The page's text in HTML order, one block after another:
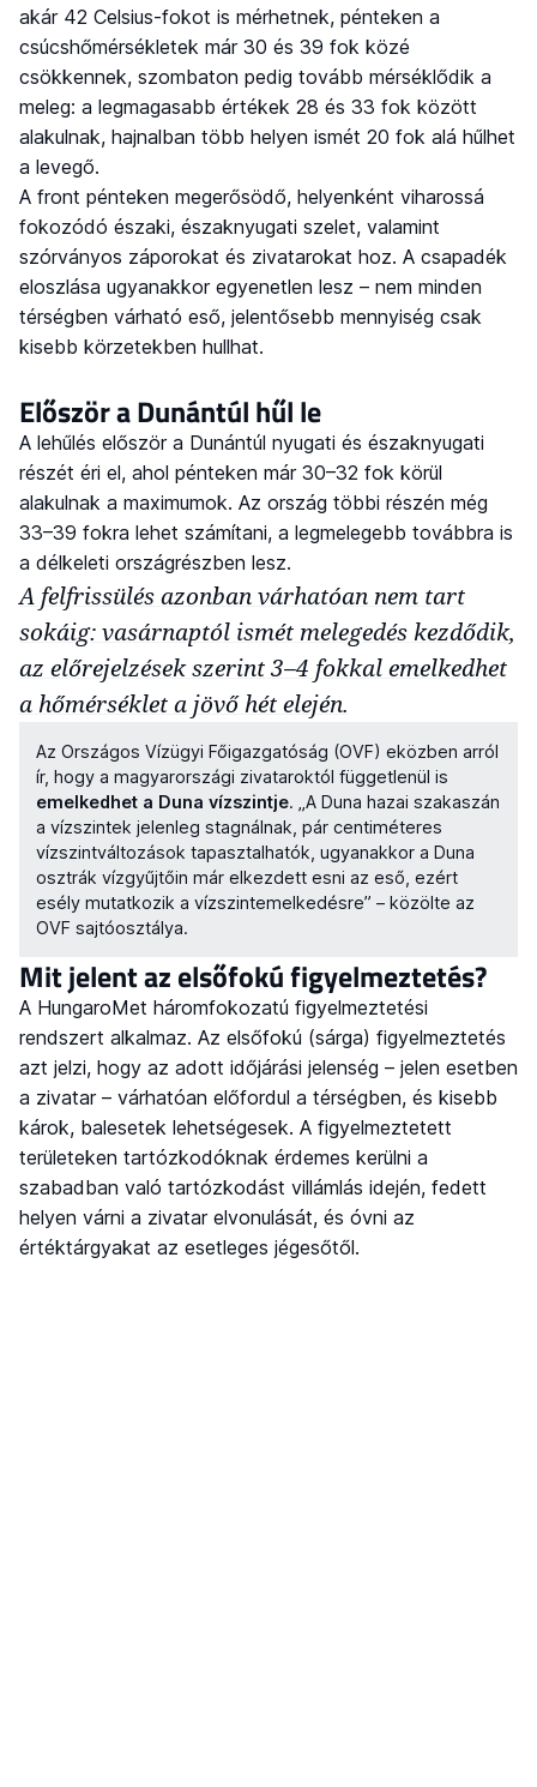
akár 42 Celsius-fokot is mérhetnek, pénteken a
csúcshőmérsékletek már 30 és 39 fok közé
csökkennek, szombaton pedig tovább mérséklődik a
meleg: a legmagasabb értékek 28 és 33 fok között
alakulnak, hajnalban több helyen ismét 20 fok alá hűlhet
a levegő.
A front pénteken megerősödő, helyenként viharossá
fokozódó északi, északnyugati szelet, valamint
szórványos záporokat és zivatarokat hoz. A csapadék
eloszlása ugyanakkor egyenetlen lesz – nem minden
térségben várható eső, jelentősebb mennyiség csak
kisebb körzetekben hullhat.
Először a Dunántúl hűl le
A lehűlés először a Dunántúl nyugati és északnyugati
részét éri el, ahol pénteken már 30–32 fok körül
alakulnak a maximumok. Az ország többi részén még
33–39 fokra lehet számítani, a legmelegebb továbbra is
a délkeleti országrészben lesz.
A felfrissülés azonban várhatóan nem tart
sokáig: vasárnaptól ismét melegedés kezdődik,
az előrejelzések szerint 3–4 fokkal emelkedhet
a hőmérséklet a jövő hét elején.
Az Országos Vízügyi Főigazgatóság (OVF) eközben arról
ír, hogy a magyarországi zivataroktól függetlenül is
emelkedhet a Duna vízszintje. „A Duna hazai szakaszán
a vízszintek jelenleg stagnálnak, pár centiméteres
vízszintváltozások tapasztalhatók, ugyanakkor a Duna
osztrák vízgyűjtőin már elkezdett esni az eső, ezért
esély mutatkozik a vízszintemelkedésre” – közölte az
OVF sajtóosztálya.
Mit jelent az elsőfokú figyelmeztetés?
A HungaroMet háromfokozatú figyelmeztetési
rendszert alkalmaz. Az elsőfokú (sárga) figyelmeztetés
azt jelzi, hogy az adott időjárási jelenség – jelen esetben
a zivatar – várhatóan előfordul a térségben, és kisebb
károk, balesetek lehetségesek. A figyelmeztetett
területeken tartózkodóknak érdemes kerülni a
szabadban való tartózkodást villámlás idején, fedett
helyen várni a zivatar elvonulását, és óvni az
értéktárgyakat az esetleges jégesőtől.